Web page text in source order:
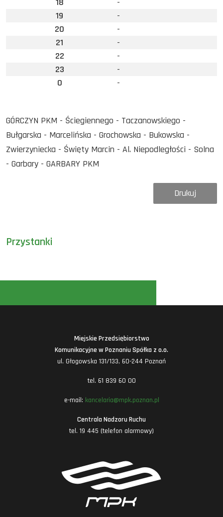
Przystanki
19
-
20
-
21
-
22
-
23
-
0
-
GÓRCZYN PKM - Ściegiennego - Taczanowskiego -
Bułgarska - Marcelińska - Grochowska - Bukowska -
Zwierzyniecka - Święty Marcin - Al. Niepodległości - Solna
- Garbary - GARBARY PKM
Drukuj
Miejskie Przedsiębiorstwo
Komunikacyjne w Poznaniu Spółka z o.o.
ul. Głogowska 131/133, 60-244 Poznań
tel. 61 839 60 00
e-mail: kancelaria@mpk.poznan.pl
Centrala Nadzoru Ruchu
tel. 19 445 (telefon alarmowy)